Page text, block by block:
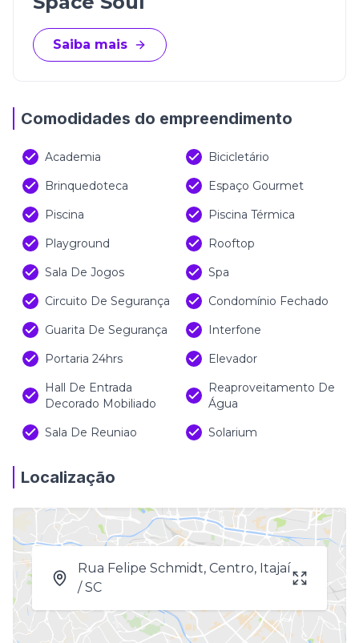
Saiba mais
Comodidades do empreendimento
Academia
Bicicletário
Brinquedoteca
Espaço Gourmet
Piscina
Piscina Térmica
Playground
Rooftop
Sala De Jogos
Spa
Circuito De Segurança
Condomínio Fechado
Guarita De Segurança
Interfone
Portaria 24hrs
Elevador
Hall De Entrada
Decorado Mobiliado
Reaproveitamento De
Água
Sala De Reuniao
Solarium
Localização
Rua Felipe Schmidt, Centro, Itajaí
/ SC